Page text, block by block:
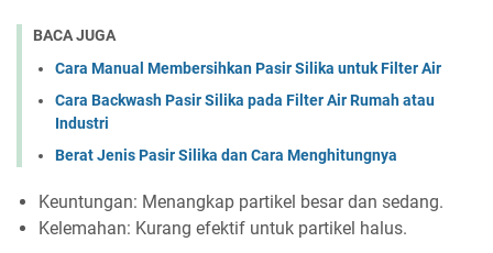
BACA JUGA
Cara Manual Membersihkan Pasir Silika untuk Filter Air
Cara Backwash Pasir Silika pada Filter Air Rumah atau
Industri
Berat Jenis Pasir Silika dan Cara Menghitungnya
Keuntungan: Menangkap partikel besar dan sedang.
Kelemahan: Kurang efektif untuk partikel halus.